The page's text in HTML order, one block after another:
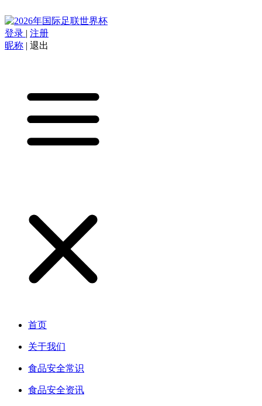
登录 | 注册
昵称 | 退出
首页
关于我们
食品安全常识
食品安全资讯